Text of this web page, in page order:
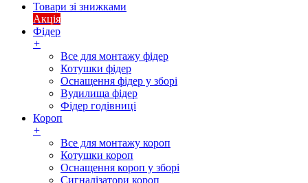
Товари зі знижками
Акція
Фідер
+
Все для монтажу фідер
Котушки фідер
Оснащення фідер у зборі
Вудилища фідер
Фідер годівниці
Короп
+
Все для монтажу короп
Котушки короп
Оснащення короп у зборі
Сигналізатори короп